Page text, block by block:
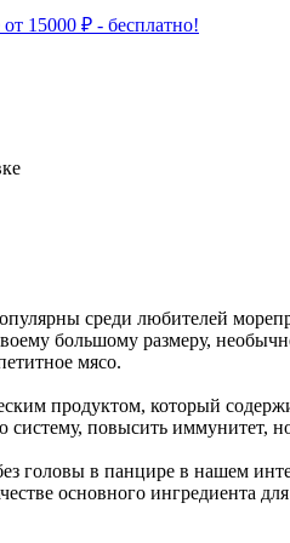
от 15000 ₽ - бесплатно!
среди любителей
большому размеру,
мясо.
продуктом, который
систему, повысить иммунитет,
головы в панцире в нашем
основного